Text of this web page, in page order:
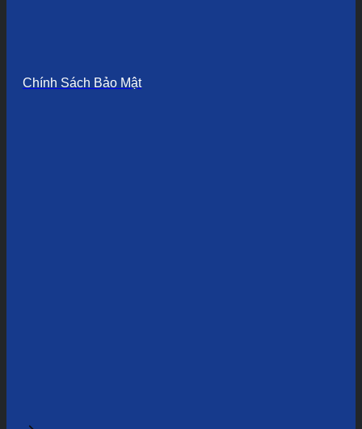
Chính Sách Bảo Mật